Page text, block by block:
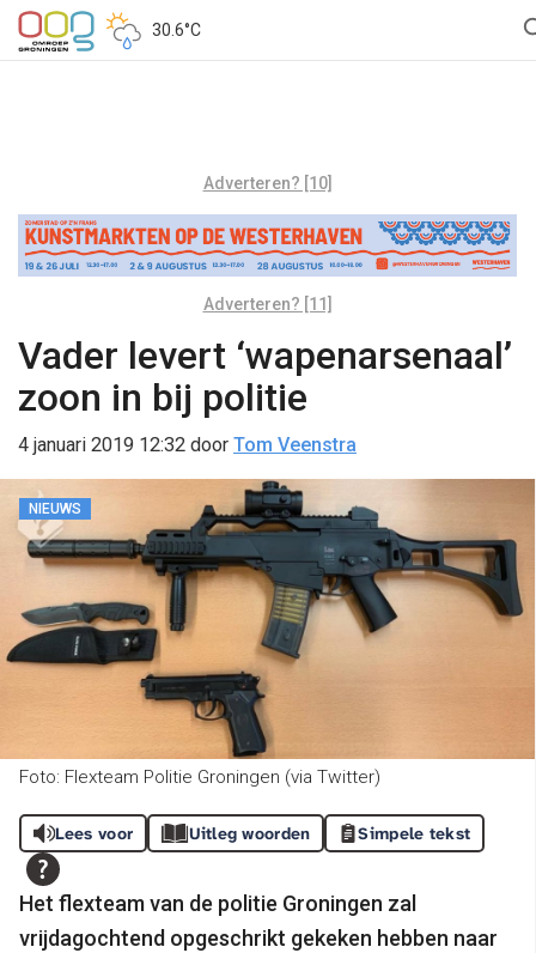
30.6°C
Adverteren? [10]
Adverteren? [11]
Vader levert ‘wapenarsenaal’
zoon in bij politie
4 januari 2019 12:32 door Tom Veenstra
NIEUWS
Foto: Flexteam Politie Groningen (via Twitter)
Lees voor Uitleg woorden Simpele tekst
Het flexteam van de politie Groningen zal
vrijdagochtend opgeschrikt gekeken hebben naar